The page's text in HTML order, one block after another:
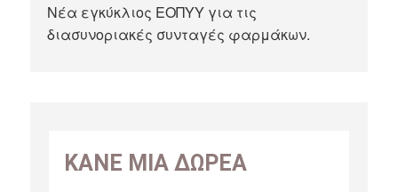
Νέα εγκύκλιος ΕΟΠΥΥ για τις
διασυνοριακές συνταγές φαρμάκων.
ΚΑΝΕ ΜΙΑ ΔΩΡΕΑ